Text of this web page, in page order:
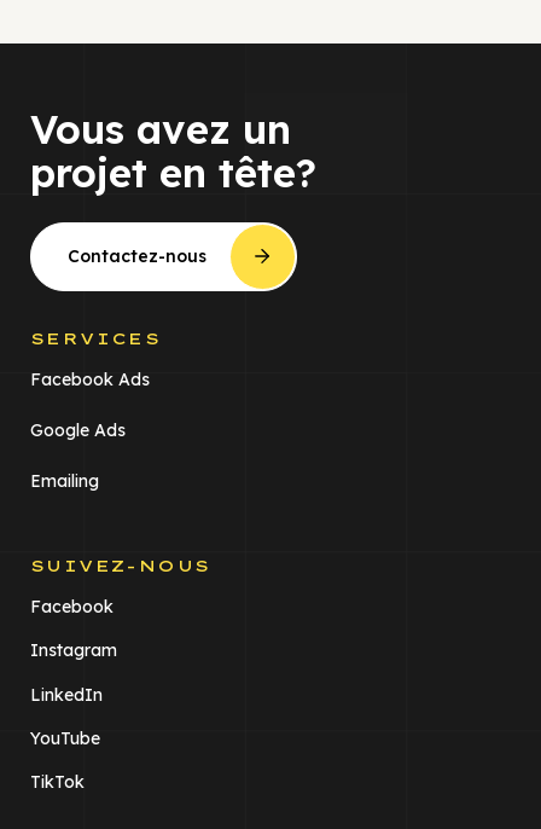
Vous avez un
projet en tête?
Contactez-nous
SERVICES
Facebook Ads
Google Ads
Emailing
SUIVEZ-NOUS
Facebook
Instagram
LinkedIn
YouTube
TikTok